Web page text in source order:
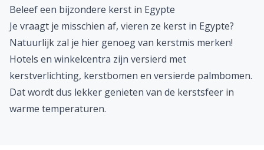
Beleef een bijzondere kerst in Egypte
Je vraagt je misschien af, vieren ze kerst in Egypte?
Natuurlijk zal je hier genoeg van kerstmis merken!
Hotels en winkelcentra zijn versierd met
kerstverlichting, kerstbomen en versierde palmbomen.
Dat wordt dus lekker genieten van de kerstsfeer in
warme temperaturen.